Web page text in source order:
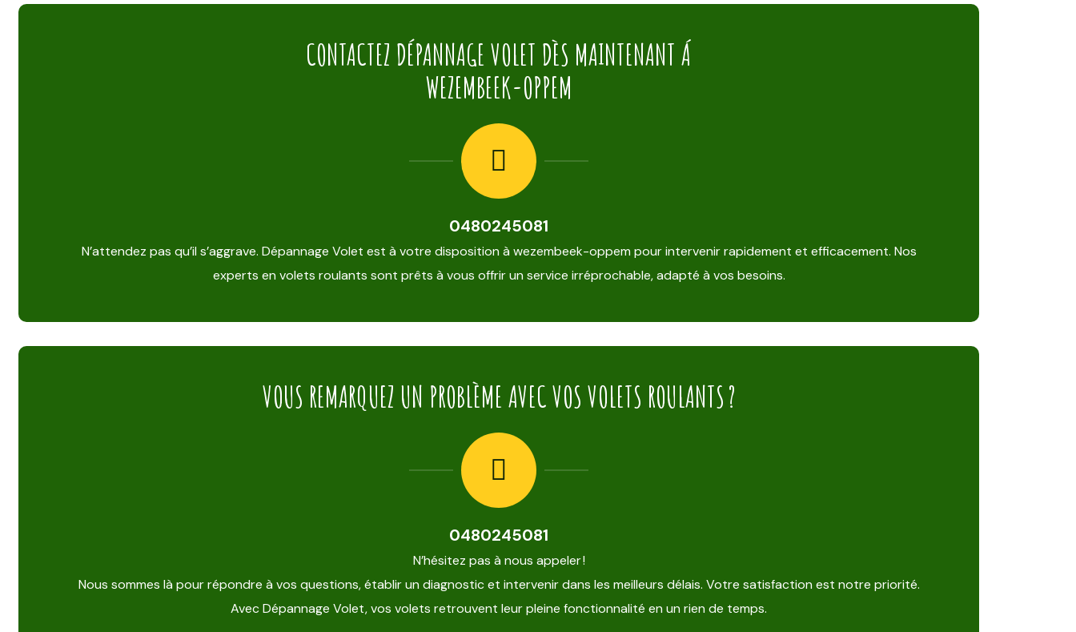
CONTACTEZ DÉPANNAGE VOLET DÈS MAINTENANT Á
WEZEMBEEK-OPPEM
0480245081
N’attendez pas qu’il s’aggrave. Dépannage Volet est à votre disposition à wezembeek-oppem pour intervenir rapidement et efficacement. Nos
experts en volets roulants sont prêts à vous offrir un service irréprochable, adapté à vos besoins.
VOUS REMARQUEZ UN PROBLÈME AVEC VOS VOLETS ROULANTS ?
0480245081
N’hésitez pas à nous appeler !
Nous sommes là pour répondre à vos questions, établir un diagnostic et intervenir dans les meilleurs délais. Votre satisfaction est notre priorité.
Avec Dépannage Volet, vos volets retrouvent leur pleine fonctionnalité en un rien de temps.